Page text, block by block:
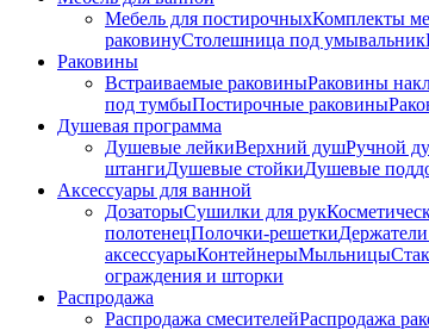
Мебель для постирочныхКомплекты
раковинуСтолешница под умывальник
Раковины
Встраиваемые раковиныРаковины
под тумбыПостирочные раковины
Душевая программа
Душевые лейкиВерхний душРучной
штангиДушевые стойкиДушевые
Аксессуары для ванной
ДозаторыСушилки для рук
полотенецПолочки-решетки
аксессуарыКонтейнерыМыльницы
ограждения и шторки
Распродажа
Распродажа смесителейРаспродажа